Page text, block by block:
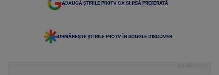
ADAUGĂ ȘTIRILE PROTV CA SURSĂ PREFERATĂ
URMĂREȘTE ȘTIRILE PROTV ÎN GOOGLE DISCOVER